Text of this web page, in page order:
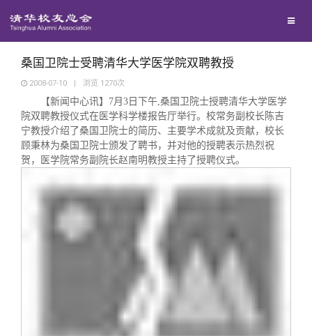
地区联络
年级联络
院系校友工作
专业委员会
兴趣群体
西南联大校友会
回馈母校
捐赠项目
捐赠新闻
捐赠纪事
捐赠方法
义工计划
媒体平台
《清华校友通讯》
《水木清华》
我要订阅
新媒体平台
百年清华
清华人物
清华故事
青春风采
校友文苑
校友服务
终身学习
信息化服务
三创大赛
总会简介
会长致辞
桑国卫院士受聘清华大学医学院双聘教授
2008-07-10 | 浏览 1270次
【新闻中心讯】 7月 3 日下午,桑国卫院士授聘清华大学医学
院双聘教授仪式在医学科学楼报告厅举行。校常务副校长陈吉
宁教授介绍了桑国卫院士的简历、主要学术成就及贡献，校长
顾秉林为桑国卫院士颁发了聘书，并对他的授聘表示热烈祝
贺，医学院常务副院长赵南明教授主持了授聘仪式。